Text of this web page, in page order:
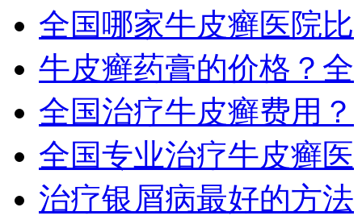
全国哪家牛皮癣医院比
牛皮癣药膏的价格？全
全国治疗牛皮癣费用？
全国专业治疗牛皮癣医
治疗银屑病最好的方法